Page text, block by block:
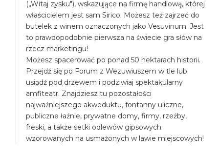
(„Witaj zysku"), wskazujące na firmę handlową, której
właścicielem jest sam Sirico. Możesz też zajrzeć do
butelek z winem oznaczonych jako Vesuvinum. Jest
to prawdopodobnie pierwsza na świecie gra słów na
rzecz marketingu!
Możesz spacerować po ponad 50 hektarach historii.
Przejdź się po Forum z Wezuwiuszem w tle lub
usiądź pod drzewem i podziwiaj spektakularny
amfiteatr. Znajdziesz tu pozostałości
najważniejszego akweduktu, fontanny uliczne,
publiczne łaźnie, prywatne domy, firmy, rzeźby,
freski, a także setki odlewów gipsowych
wzorowanych na usmażonych w lawie miejscowych!